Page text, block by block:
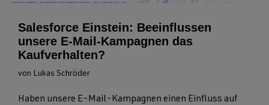
Salesforce Einstein: Beeinflussen
unsere E-Mail-Kampagnen das
Kaufverhalten?
von Lukas Schröder
Haben unsere E-Mail-Kampagnen einen Einfluss auf